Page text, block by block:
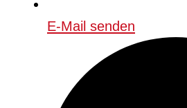
E-Mail senden